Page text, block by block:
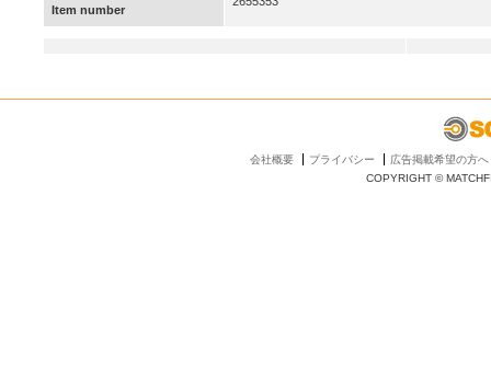
Item number
会社概要 プライバシー
広告掲載希望の方へ
COPYRIGHT ©